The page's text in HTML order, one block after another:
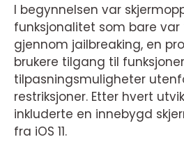
I begynnelsen var
funksjonalitet som bare
gjennom jailbreaking, en
brukere tilgang til
tilpasningsmuligheter
restriksjoner. Etter hvert
inkluderte en innebygd
fra iOS 11.